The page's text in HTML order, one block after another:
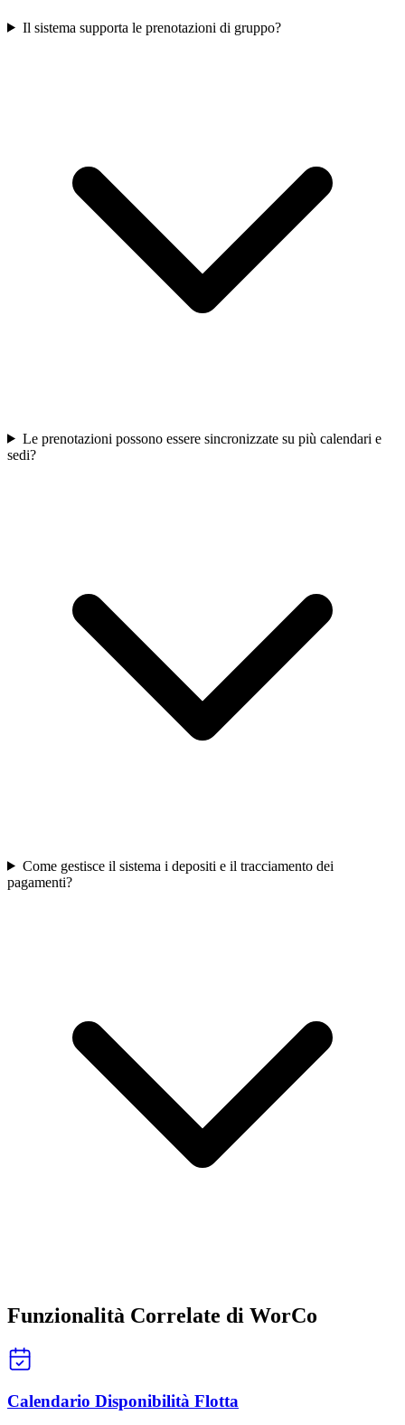
Il sistema supporta le prenotazioni di gruppo?
Le prenotazioni possono essere sincronizzate su più calendari e
sedi?
Come gestisce il sistema i depositi e il tracciamento dei
pagamenti?
Funzionalità Correlate di WorCo
Calendario Disponibilità Flotta